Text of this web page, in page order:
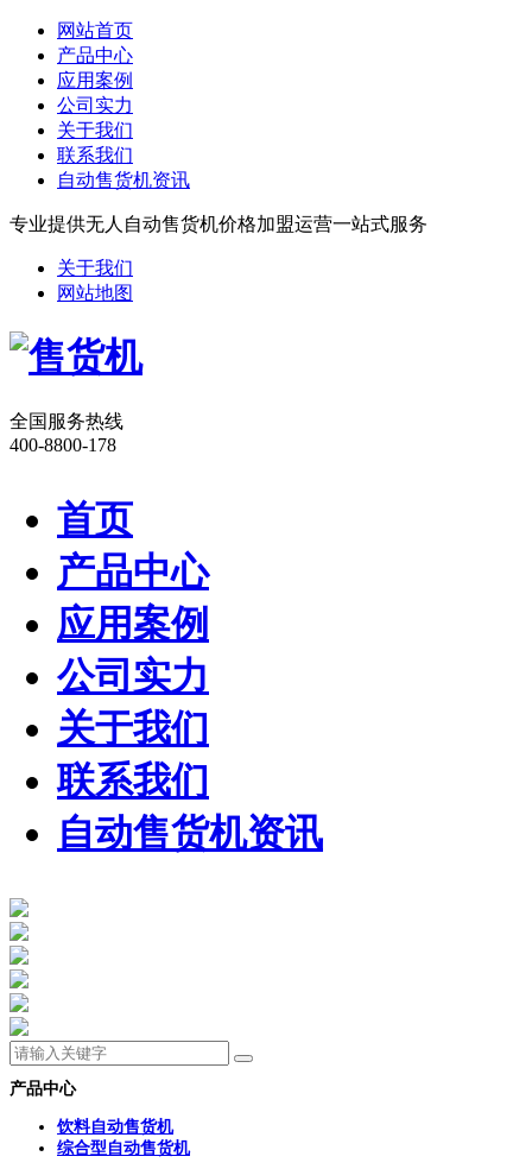
网站首页
产品中心
应用案例
公司实力
关于我们
联系我们
自动售货机资讯
专业提供无人自动售货机价格加盟运营一站式服务
关于我们
网站地图
全国服务热线
400-8800-178
首页
产品中心
应用案例
公司实力
关于我们
联系我们
自动售货机资讯
产品中心
饮料自动售货机
综合型自动售货机